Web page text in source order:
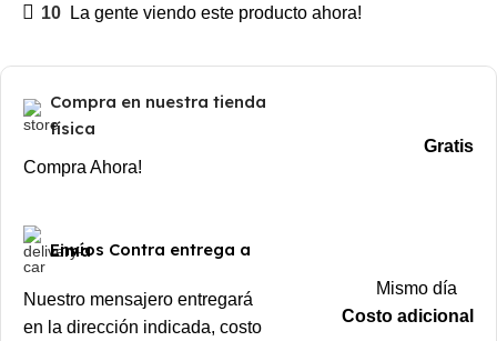
10 La gente viendo este producto ahora!
Compra en nuestra tienda
física
Compra Ahora!
Gratis
Envíos Contra entrega a Lima
Nuestro mensajero entregará
en la dirección indicada, costo
Mismo día
Costo adicional